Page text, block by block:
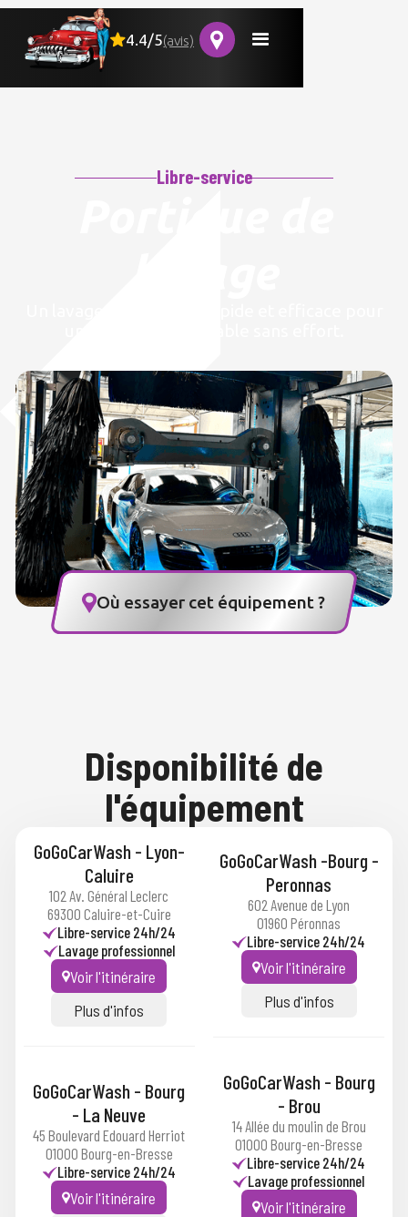
4.4/5(avis)
Libre-service
Où essayer cet équipement ?
Disponibilité de
l'équipement
GoGoCarWash - Lyon-
Caluire
102 Av. Général Leclerc
69300 Caluire-et-Cuire
Libre-service 24h/24
Lavage professionnel
Voir l'itinéraire
Plus d'infos
GoGoCarWash -Bourg -
Peronnas
602 Avenue de Lyon
01960 Péronnas
Libre-service 24h/24
Voir l'itinéraire
Plus d'infos
GoGoCarWash - Bourg
- La Neuve
45 Boulevard Edouard Herriot
01000 Bourg-en-Bresse
Libre-service 24h/24
Voir l'itinéraire
GoGoCarWash - Bourg
- Brou
14 Allée du moulin de Brou
01000 Bourg-en-Bresse
Libre-service 24h/24
Lavage professionnel
Voir l'itinéraire